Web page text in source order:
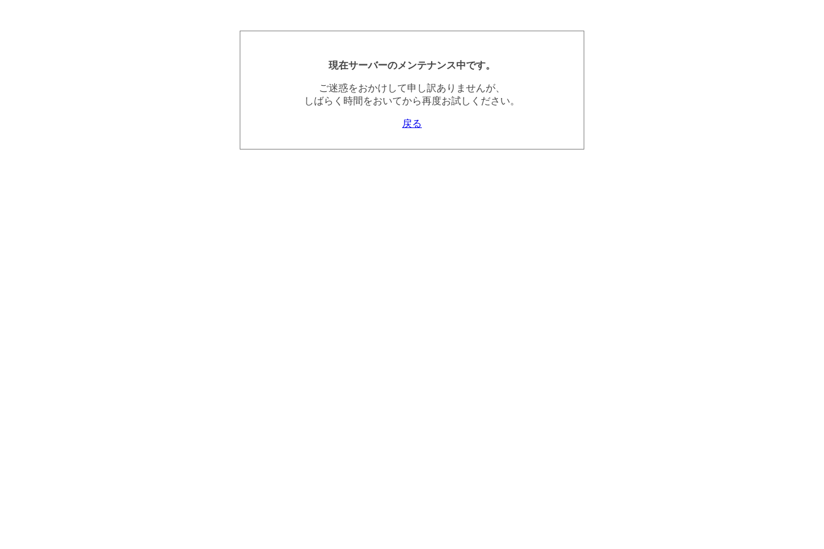
現在サーバーのメンテナンス中です。
ご迷惑をおかけして申し訳ありませんが、
しばらく時間をおいてから再度お試しください。
戻る